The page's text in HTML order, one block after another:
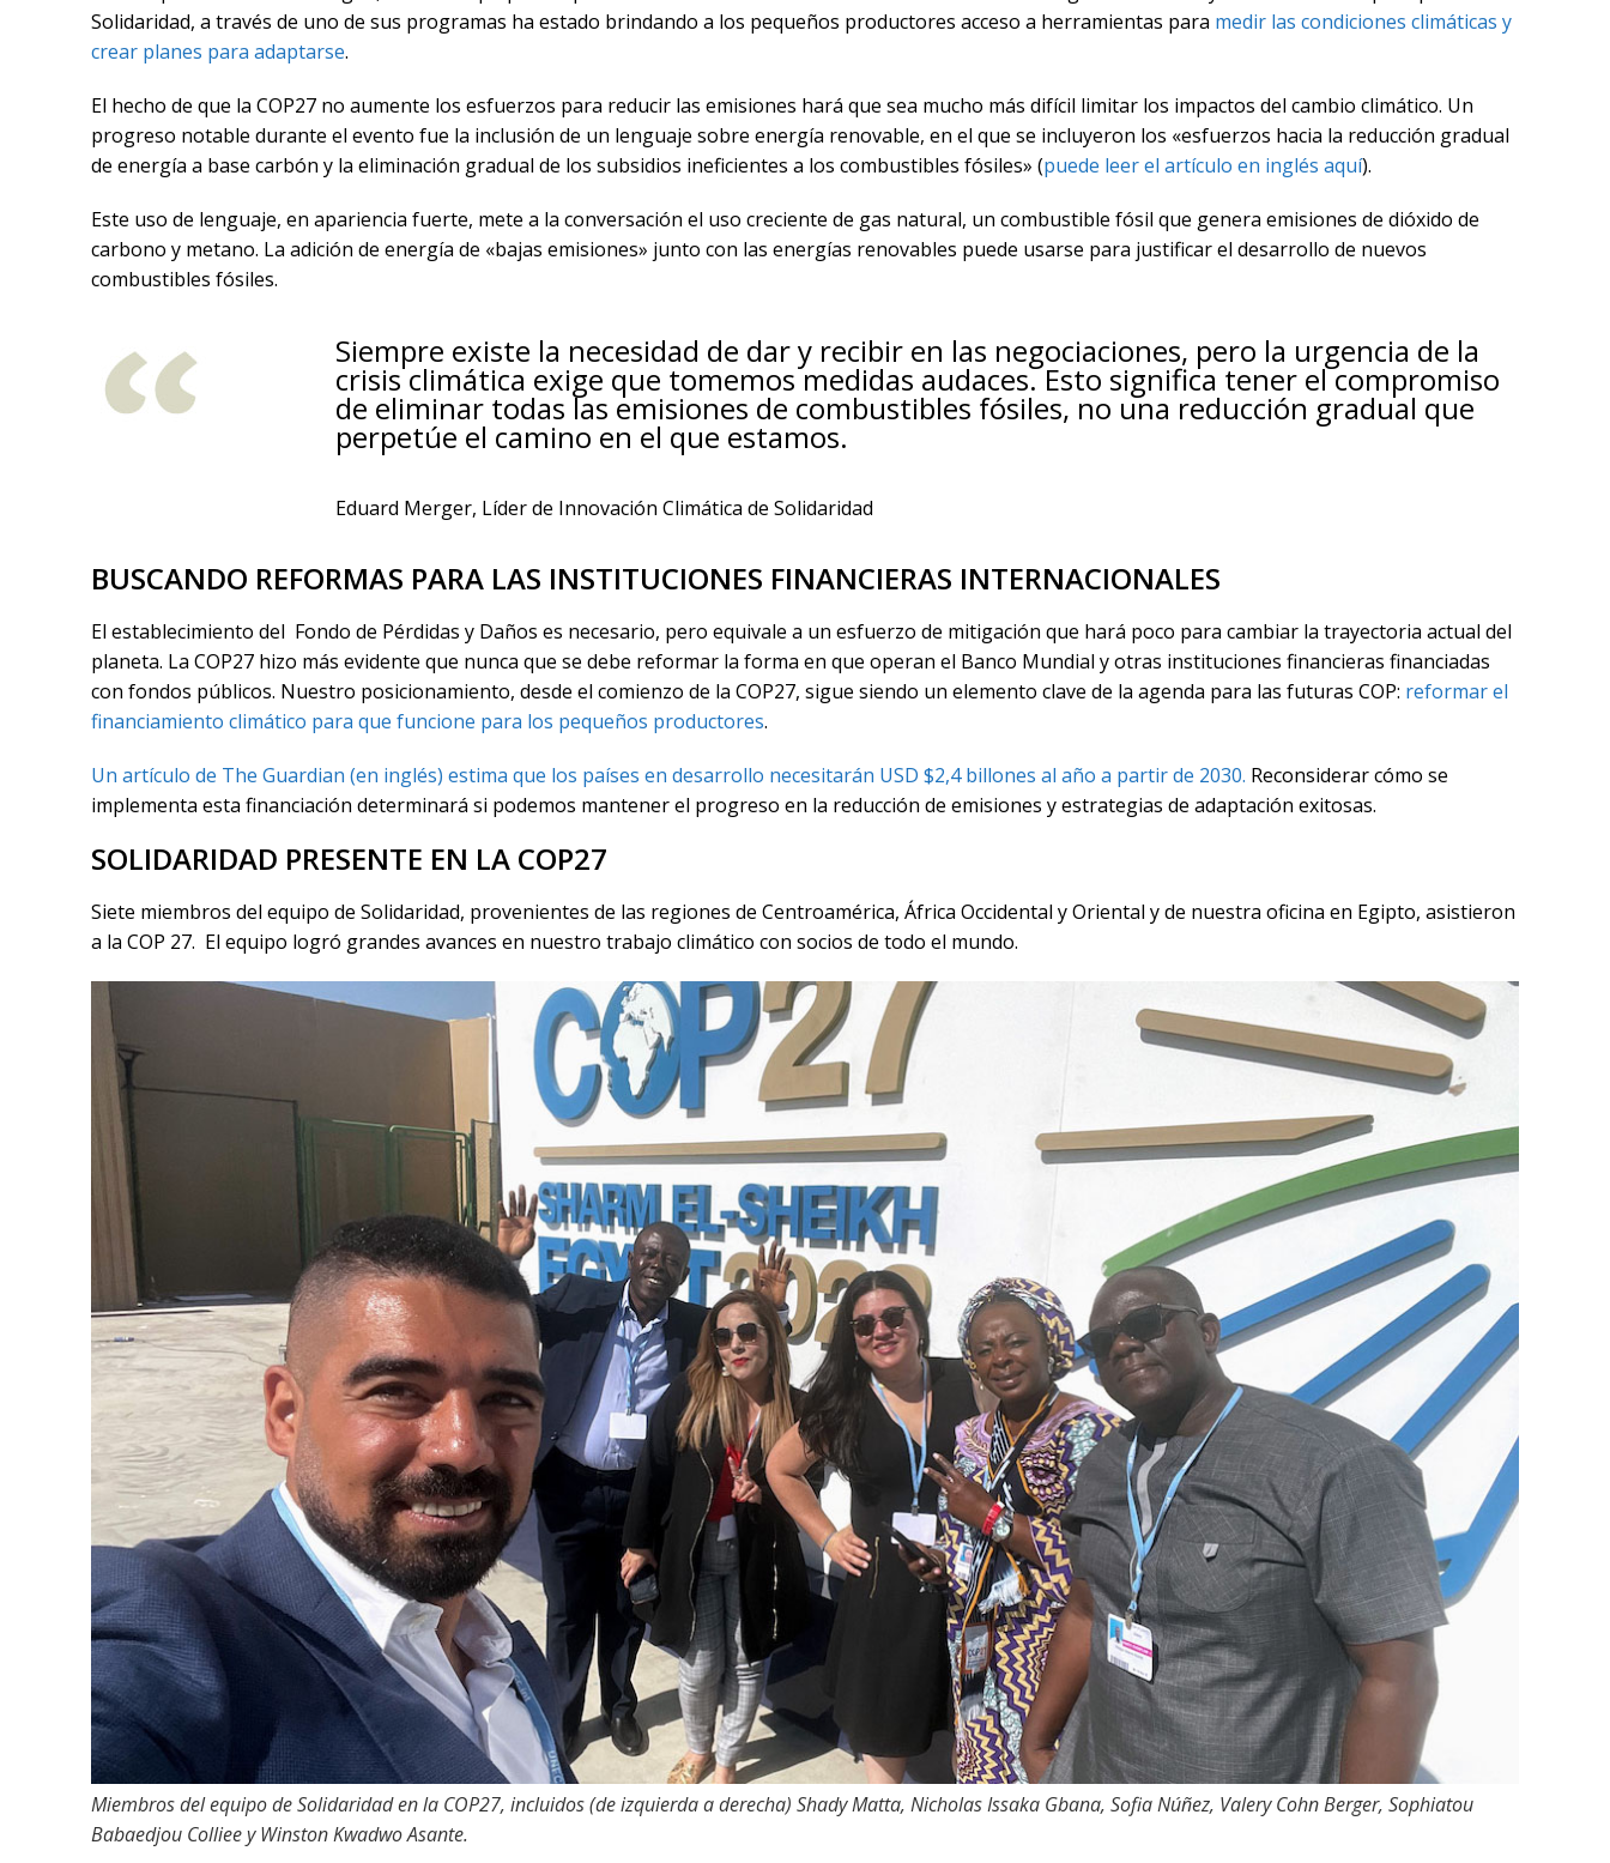
Solidaridad, a través de uno de sus programas ha estado brindando a los pequeños productores acceso a herramientas para medir las condiciones climáticas y
crear planes para adaptarse.
El hecho de que la COP27 no aumente los esfuerzos para reducir las emisiones hará que sea mucho más difícil limitar los impactos del cambio climático. Un
progreso notable durante el evento fue la inclusión de un lenguaje sobre energía renovable, en el que se incluyeron los «esfuerzos hacia la reducción gradual
de energía a base carbón y la eliminación gradual de los subsidios ineficientes a los combustibles fósiles» (puede leer el artículo en inglés aquí).
Este uso de lenguaje, en apariencia fuerte, mete a la conversación el uso creciente de gas natural, un combustible fósil que genera emisiones de dióxido de
carbono y metano. La adición de energía de «bajas emisiones» junto con las energías renovables puede usarse para justificar el desarrollo de nuevos
combustibles fósiles.
Siempre existe la necesidad de dar y recibir en las negociaciones, pero la urgencia de la
crisis climática exige que tomemos medidas audaces. Esto significa tener el compromiso
de eliminar todas las emisiones de combustibles fósiles, no una reducción gradual que
perpetúe el camino en el que estamos.
Eduard Merger, Líder de Innovación Climática de Solidaridad
BUSCANDO REFORMAS PARA LAS INSTITUCIONES FINANCIERAS INTERNACIONALES
El establecimiento del Fondo de Pérdidas y Daños es necesario, pero equivale a un esfuerzo de mitigación que hará poco para cambiar la trayectoria actual del
planeta. La COP27 hizo más evidente que nunca que se debe reformar la forma en que operan el Banco Mundial y otras instituciones financieras financiadas
con fondos públicos. Nuestro posicionamiento, desde el comienzo de la COP27, sigue siendo un elemento clave de la agenda para las futuras COP: reformar el
financiamiento climático para que funcione para los pequeños productores.
Un artículo de The Guardian (en inglés) estima que los países en desarrollo necesitarán USD $2,4 billones al año a partir de 2030. Reconsiderar cómo se
implementa esta financiación determinará si podemos mantener el progreso en la reducción de emisiones y estrategias de adaptación exitosas.
SOLIDARIDAD PRESENTE EN LA COP27
Siete miembros del equipo de Solidaridad, provenientes de las regiones de Centroamérica, África Occidental y Oriental y de nuestra oficina en Egipto, asistieron
a la COP 27. El equipo logró grandes avances en nuestro trabajo climático con socios de todo el mundo.
Miembros del equipo de Solidaridad en la COP27, incluidos (de izquierda a derecha) Shady Matta, Nicholas Issaka Gbana, Sofia Núñez, Valery Cohn Berger, Sophiatou
Babaedjou Colliee y Winston Kwadwo Asante.